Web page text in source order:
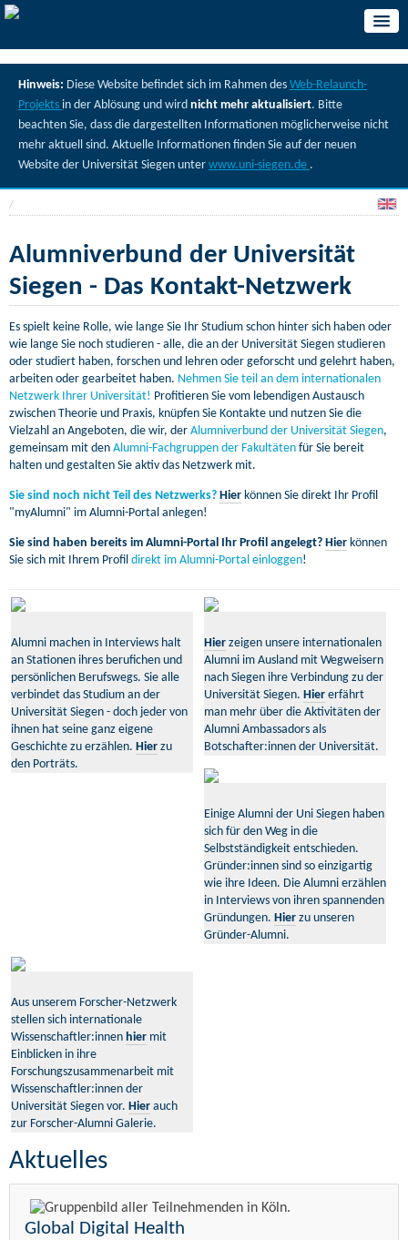
Hinweis: Diese Website befindet sich im Rahmen des Web-Relaunch-
Projekts in der Ablösung und wird nicht mehr aktualisiert. Bitte
beachten Sie, dass die dargestellten Informationen möglicherweise nicht
mehr aktuell sind. Aktuelle Informationen finden Sie auf der neuen
Website der Universität Siegen unter www.uni-siegen.de .
/
Alumniverbund der Universität
Siegen - Das Kontakt-Netzwerk
Es spielt keine Rolle, wie lange Sie Ihr Studium schon hinter sich haben oder
wie lange Sie noch studieren - alle, die an der Universität Siegen studieren
oder studiert haben, forschen und lehren oder geforscht und gelehrt haben,
arbeiten oder gearbeitet haben. Nehmen Sie teil an dem internationalen
Netzwerk Ihrer Universität! Profitieren Sie vom lebendigen Austausch
zwischen Theorie und Praxis, knüpfen Sie Kontakte und nutzen Sie die
Vielzahl an Angeboten, die wir, der Alumniverbund der Universität Siegen,
gemeinsam mit den Alumni-Fachgruppen der Fakultäten für Sie bereit
halten und gestalten Sie aktiv das Netzwerk mit.
Sie sind noch nicht Teil des Netzwerks? Hier können Sie direkt Ihr Profil
"myAlumni" im Alumni-Portal anlegen!
Sie sind haben bereits im Alumni-Portal Ihr Profil angelegt? Hier können
Sie sich mit Ihrem Profil direkt im Alumni-Portal einloggen!
Alumni machen in Interviews halt
an Stationen ihres berufichen und
persönlichen Berufswegs. Sie alle
verbindet das Studium an der
Universität Siegen - doch jeder von
ihnen hat seine ganz eigene
Geschichte zu erzählen.Hier zu
den Porträts.
Hier zeigen unsere internationalen
Alumni im Ausland mit Wegweisern
nach Siegen ihre Verbindung zu der
Universität Siegen.Hier erfährt
man mehr über die Aktivitäten der
Alumni Ambassadors als
Botschafter:innen der Universität.
Einige Alumni der Uni Siegen haben
sich für den Weg in die
Selbstständigkeit entschieden.
Gründer:innen sind so einzigartig
wie ihre Ideen. Die Alumni erzählen
in Interviews von ihren spannenden
Gründungen.Hier zu unseren
Gründer-Alumni.
Aus unserem Forscher-Netzwerk
stellen sich internationale
Wissenschaftler:innenhier mit
Einblicken in ihre
Forschungszusammenarbeit mit
Wissenschaftler:innen der
Universität Siegen vor.Hier auch
zur Forscher-Alumni Galerie.
Aktuelles
Global Digital Health